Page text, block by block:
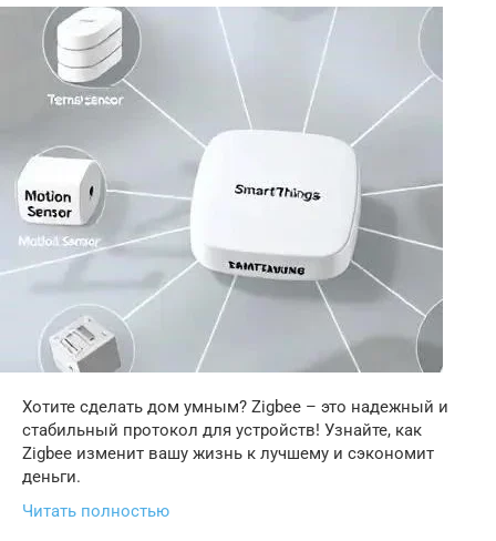
Хотите сделать дом умным? Zigbee – это надежный и
стабильный протокол для устройств! Узнайте, как
Zigbee изменит вашу жизнь к лучшему и сэкономит
деньги.
Читать полностью